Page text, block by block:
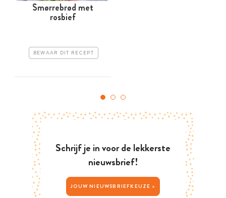
Smørrebrød met
rosbief
BEWAAR DIT RECEPT
Schrijf je in voor de lekkerste
nieuwsbrief!
JOUW NIEUWSBRIEFKEUZE >